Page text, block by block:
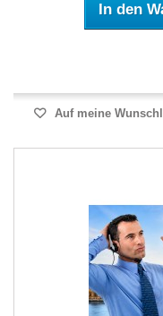
In den
Auf meine